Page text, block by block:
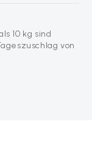
10 kg sind
von